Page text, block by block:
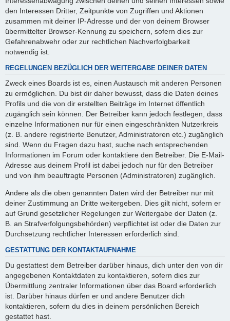
den Interessen Dritter, Zeitpunkte von Zugriffen und Aktionen
zusammen mit deiner IP-Adresse und der von deinem Browser
übermittelter Browser-Kennung zu speichern, sofern dies zur
Gefahrenabwehr oder zur rechtlichen Nachverfolgbarkeit
notwendig ist.
REGELUNGEN BEZÜGLICH DER WEITERGABE DEINER DATEN
Zweck eines Boards ist es, einen Austausch mit anderen Personen
zu ermöglichen. Du bist dir daher bewusst, dass die Daten deines
Profils und die von dir erstellten Beiträge im Internet öffentlich
zugänglich sein können. Der Betreiber kann jedoch festlegen, dass
einzelne Informationen nur für einen eingeschränkten Nutzerkreis
(z. B. andere registrierte Benutzer, Administratoren etc.) zugänglich
sind. Wenn du Fragen dazu hast, suche nach entsprechenden
Informationen im Forum oder kontaktiere den Betreiber. Die E-Mail-
Adresse aus deinem Profil ist dabei jedoch nur für den Betreiber
und von ihm beauftragte Personen (Administratoren) zugänglich.
Andere als die oben genannten Daten wird der Betreiber nur mit
deiner Zustimmung an Dritte weitergeben. Dies gilt nicht, sofern er
auf Grund gesetzlicher Regelungen zur Weitergabe der Daten (z.
B. an Strafverfolgungsbehörden) verpflichtet ist oder die Daten zur
Durchsetzung rechtlicher Interessen erforderlich sind.
GESTATTUNG DER KONTAKTAUFNAHME
Du gestattest dem Betreiber darüber hinaus, dich unter den von dir
angegebenen Kontaktdaten zu kontaktieren, sofern dies zur
Übermittlung zentraler Informationen über das Board erforderlich
ist. Darüber hinaus dürfen er und andere Benutzer dich
kontaktieren, sofern du dies in deinem persönlichen Bereich
gestattet hast.